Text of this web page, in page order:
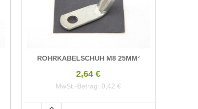
ROHRKABELSCHUH M8 25MM²
2,64 €
MwSt.-Betrag: 0,42 €